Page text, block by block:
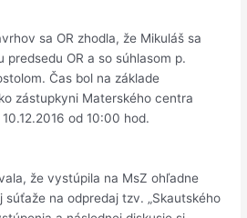
sa OR zhodla, že Mikuláš sa
OR a so súhlasom p.
Čas bol na základe
zástupkyni Materského centra
od 10:00 hod.
že vystúpila na MsZ ohľadne
súťaže na odpredaj tzv. „Skautského